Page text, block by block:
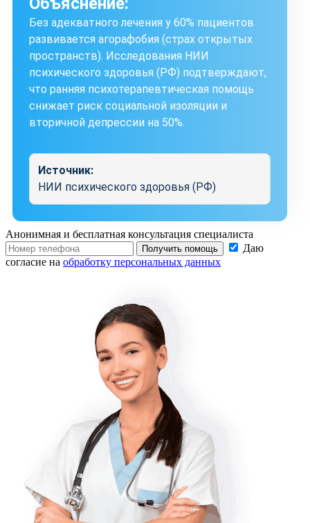
Без адекватного лечения у 60% пациентов
развивается агорафобия (страх открытых
пространств). Исследования НИИ
психического здоровья (РФ) подтверждают,
что ранняя психотерапевтическая помощь
снижает риск социальной изоляции и
вторичной депрессии на 50%.
Источник:
НИИ психического здоровья (РФ)
Анонимная и бесплатная консультация специалиста
Получить помощь
Даю
согласие на обработку персональных данных